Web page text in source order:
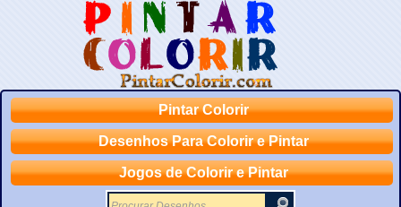
Pintar Colorir
Desenhos Para Colorir e Pintar
Jogos de Colorir e Pintar